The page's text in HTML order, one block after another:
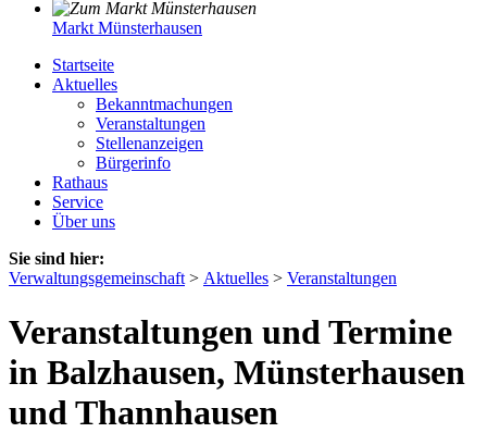
Markt Münsterhausen
Startseite
Aktuelles
Bekanntmachungen
Veranstaltungen
Stellenanzeigen
Bürgerinfo
Rathaus
Service
Über uns
Sie sind hier:
Verwaltungsgemeinschaft > Aktuelles > Veranstaltungen
Veranstaltungen und Termine
in Balzhausen, Münsterhausen
und Thannhausen